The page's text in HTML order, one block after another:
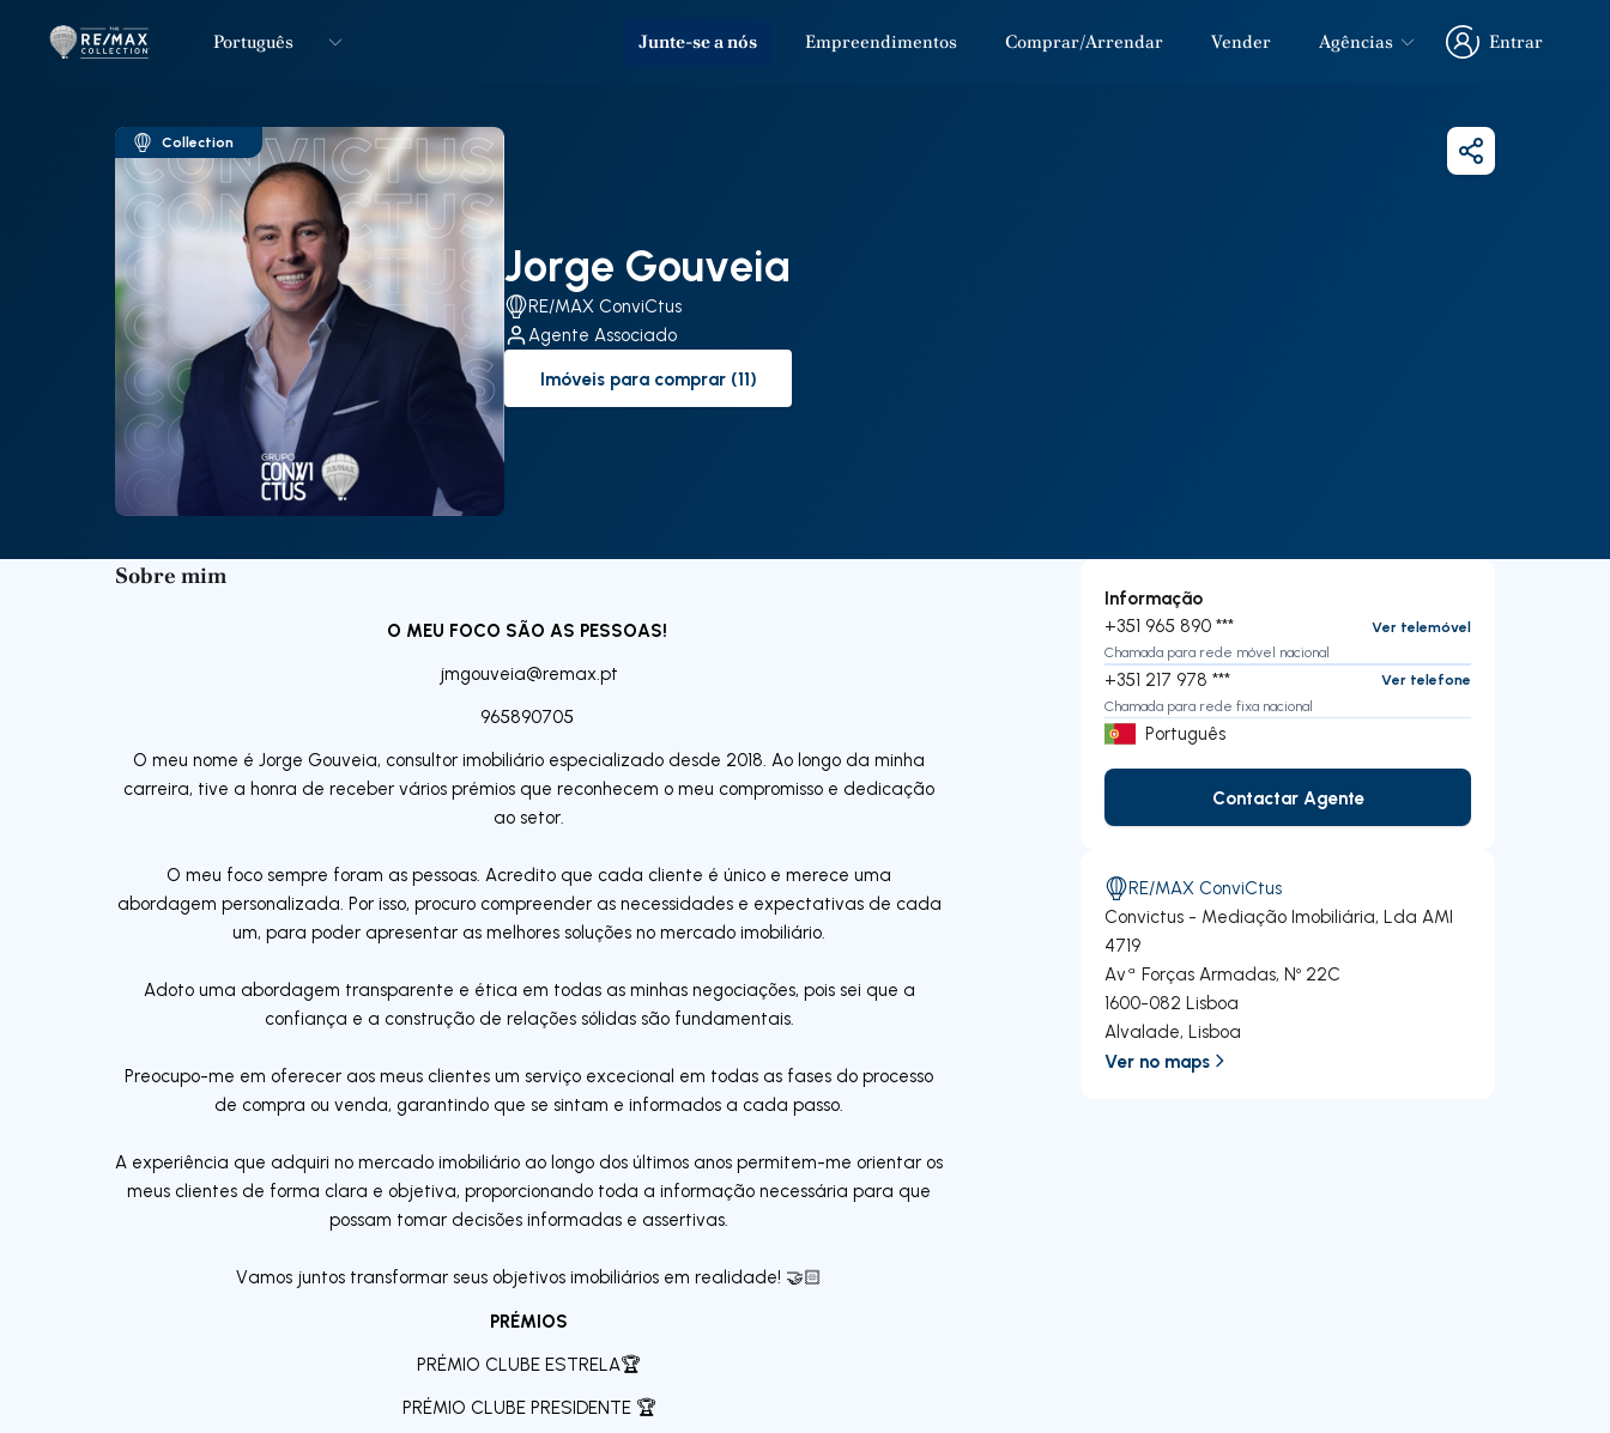
LogoIr para página inicial
Português Junte-se a nós Empreendimentos Comprar/Arrendar Vender Agências
Entrar
Entrar
Collection
Jorge Gouveia
RE/MAX ConviCtus
Agente Associado
to-buy-listing
Imóveis para comprar (11)
Partilhar
Sobre mim
O MEU FOCO SÃO AS PESSOAS!
jmgouveia@remax.pt
965890705
O meu nome é Jorge Gouveia, consultor imobiliário especializado desde 2018. Ao longo da minha
carreira, tive a honra de receber vários prémios que reconhecem o meu compromisso e dedicação
ao setor.
O meu foco sempre foram as pessoas. Acredito que cada cliente é único e merece uma
abordagem personalizada. Por isso, procuro compreender as necessidades e expectativas de cada
um, para poder apresentar as melhores soluções no mercado imobiliário.
Adoto uma abordagem transparente e ética em todas as minhas negociações, pois sei que a
confiança e a construção de relações sólidas são fundamentais.
Preocupo-me em oferecer aos meus clientes um serviço excecional em todas as fases do processo
de compra ou venda, garantindo que se sintam e informados a cada passo.
A experiência que adquiri no mercado imobiliário ao longo dos últimos anos permitem-me orientar os
meus clientes de forma clara e objetiva, proporcionando toda a informação necessária para que
possam tomar decisões informadas e assertivas.
Vamos juntos transformar seus objetivos imobiliários em realidade! 🤝🏻
PRÉMIOS
PRÉMIO CLUBE ESTRELA🏆
PRÉMIO CLUBE PRESIDENTE 🏆
Informação
+351 965 890 ***
Ver telemóvel
Chamada para rede móvel nacional
+351 217 978 ***
Ver telefone
Chamada para rede fixa nacional
Português
Contactar Agente
Contactar Agente
RE/MAX ConviCtus
Convictus - Mediação Imobiliária, Lda AMI
4719
Avª Forças Armadas, Nº 22C
1600-082 Lisboa
Alvalade,Lisboa
Ver no maps